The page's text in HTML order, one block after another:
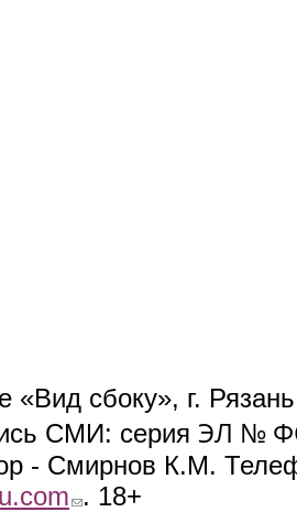
«Вид сбоку», г.
СМИ: серия ЭЛ №
- Смирнов К.М.
(link sends e-mail)
. 18+